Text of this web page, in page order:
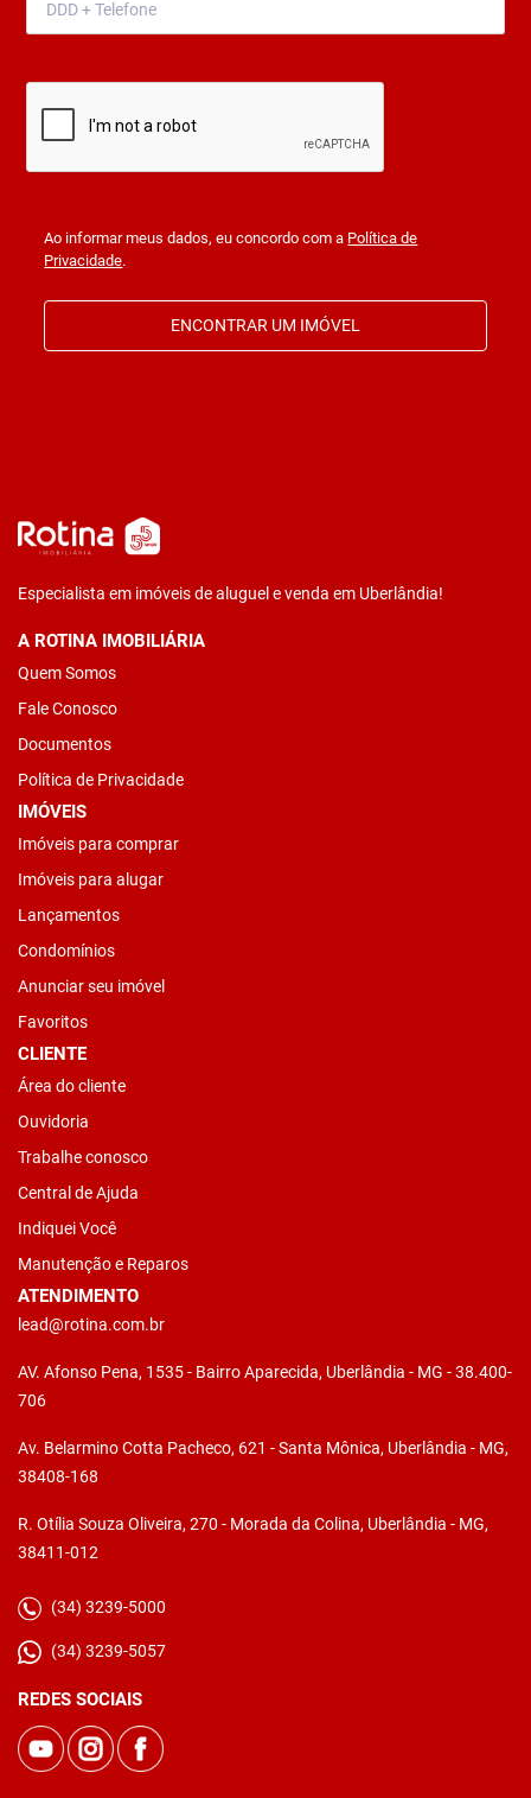
Ao informar meus dados, eu concordo com a Política de
Privacidade.
ENCONTRAR UM IMÓVEL
Especialista em imóveis de aluguel e venda em Uberlândia!
A ROTINA IMOBILIÁRIA
Quem Somos
Fale Conosco
Documentos
Política de Privacidade
IMÓVEIS
Imóveis para comprar
Imóveis para alugar
Lançamentos
Condomínios
Anunciar seu imóvel
Favoritos
CLIENTE
Área do cliente
Ouvidoria
Trabalhe conosco
Central de Ajuda
Indiquei Você
Manutenção e Reparos
ATENDIMENTO
lead@rotina.com.br
AV. Afonso Pena, 1535 - Bairro Aparecida, Uberlândia - MG - 38.400-
706
Av. Belarmino Cotta Pacheco, 621 - Santa Mônica, Uberlândia - MG,
38408-168
R. Otília Souza Oliveira, 270 - Morada da Colina, Uberlândia - MG,
38411-012
(34) 3239-5000
(34) 3239-5057
REDES SOCIAIS